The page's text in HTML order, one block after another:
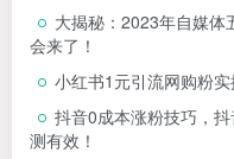
大揭秘：2023年自媒体
会来了！
小红书1元引流网购粉
抖音0成本涨粉技巧，
测有效！